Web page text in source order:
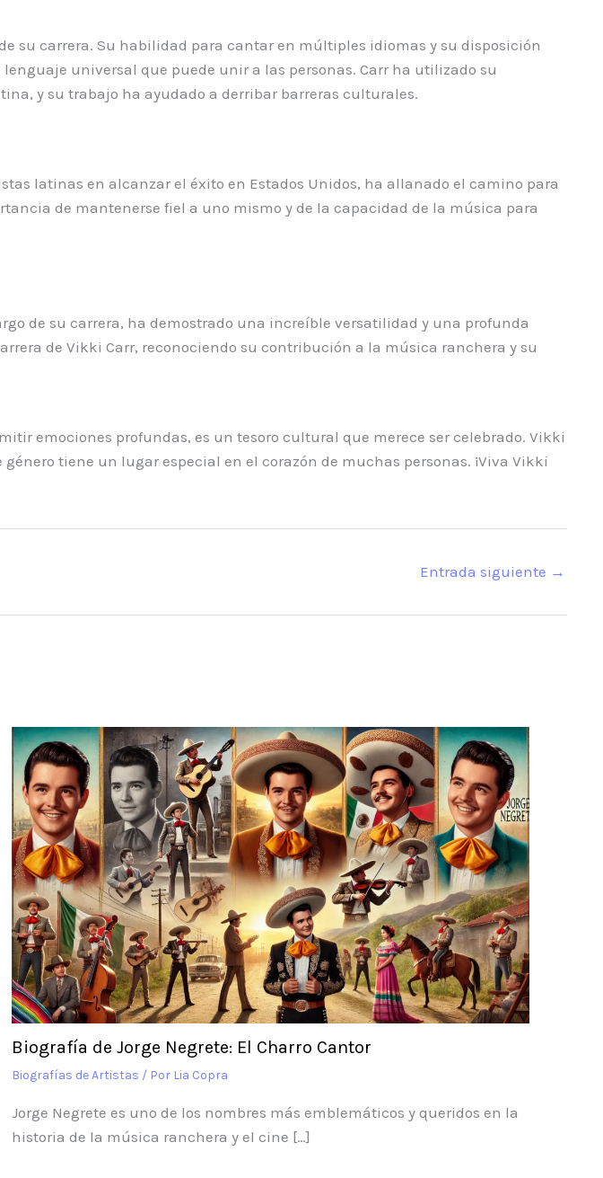
su carrera. Su habilidad para cantar en múltiples idiomas y su disposición
universal que puede unir a las personas. Carr ha utilizado su
y su trabajo ha ayudado a derribar barreras culturales.
latinas en alcanzar el éxito en Estados Unidos, ha allanado el camino para
de mantenerse fiel a uno mismo y de la capacidad de la música para
de su carrera, ha demostrado una increíble versatilidad y una profunda
de Vikki Carr, reconociendo su contribución a la música ranchera y su
emociones profundas, es un tesoro cultural que merece ser celebrado. Vikki
tiene un lugar especial en el corazón de muchas personas. ¡Viva Vikki
Entrada siguiente →
Biografía de Jorge Negrete: El Charro Cantor
Biografías de Artistas / Por Lia Copra
Jorge Negrete es uno de los nombres más emblemáticos y queridos en la
historia de la música ranchera y el cine […]